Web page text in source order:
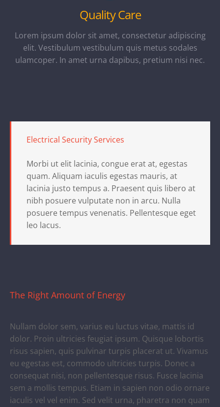
Quality Care
Lorem ipsum dolor sit amet, consectetur adipiscing
elit. Vestibulum vestibulum quis metus sodales
ulamcoper. In amet urna dapibus, pretium nisi nec.
Electrical Security Services
Morbi ut elit lacinia, congue erat at, egestas
quam. Aliquam iaculis egestas mauris, at
lacinia justo tempus a. Praesent quis libero at
nibh posuere vulputate non in arcu. Nulla
posuere tempus venenatis. Pellentesque eget
leo lacus.
The Right Amount of Energy
Nullam dolor sem, varius eu luctus vitae, mattis id
dolor. Proin ultricies feugiat ipsum. Quisque lobortis
risus sapien, quis pulvinar turpis placerat ut. Vivamus
eu egestas est, commodo ultricies turpis. Donec a
consequat nisi, non pellentesque risus. Fusce lacinia
sem a mollis tempus. Etiam in sapien non odio ornare
iaculis vel vel enim. Sed velit urna, pharetra non quam